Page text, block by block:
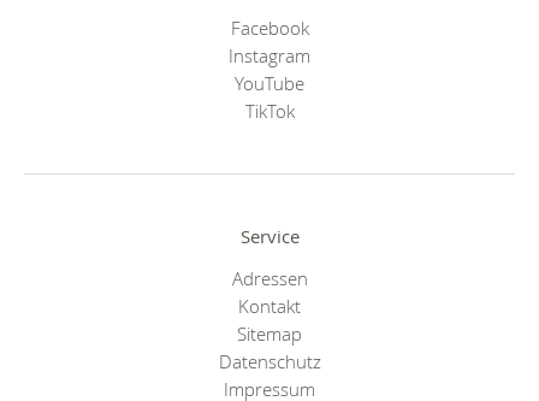
Facebook
Instagram
YouTube
TikTok
Service
Adressen
Kontakt
Sitemap
Datenschutz
Impressum